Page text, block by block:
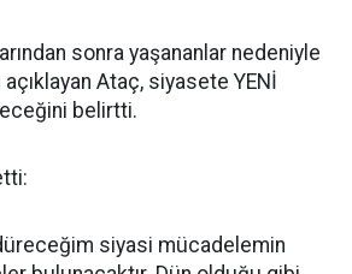
sonra yaşananlar nedeniyle
açıklayan Ataç, siyasete YENİ
belirtti.
siyasi mücadelemin